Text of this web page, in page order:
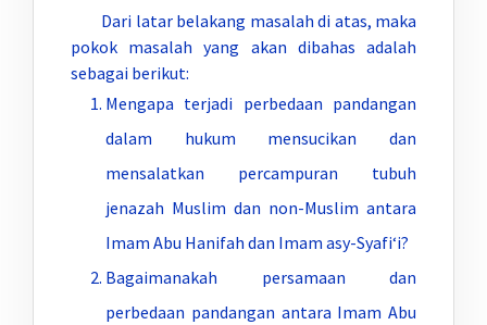
Dari latar belakang masalah di atas, maka
pokok masalah yang akan dibahas adalah
sebagai berikut:
Mengapa terjadi perbedaan pandangan
dalam hukum mensucikan dan
mensalatkan percampuran tubuh
jenazah Muslim dan non-Muslim antara
Imam Abu Hanifah dan Imam asy-Syafi‘i?
Bagaimanakah persamaan dan
perbedaan pandangan antara Imam Abu